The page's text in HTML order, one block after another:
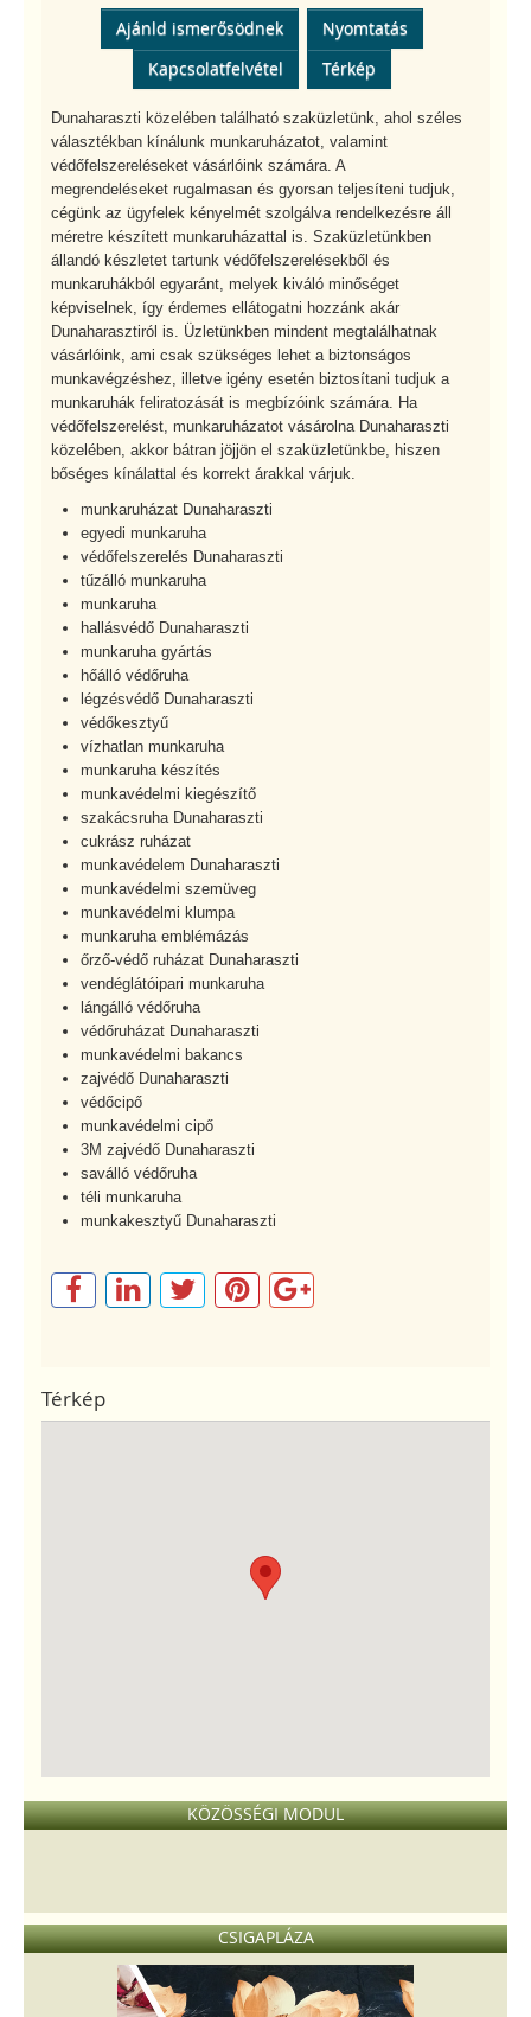
Ajánld ismerősödnek
Nyomtatás
Kapcsolatfelvétel
Térkép
Dunaharaszti közelében található szaküzletünk, ahol széles
választékban kínálunk munkaruházatot, valamint
védőfelszereléseket vásárlóink számára. A
megrendeléseket rugalmasan és gyorsan teljesíteni tudjuk,
cégünk az ügyfelek kényelmét szolgálva rendelkezésre áll
méretre készített munkaruházattal is. Szaküzletünkben
állandó készletet tartunk védőfelszerelésekből és
munkaruhákból egyaránt, melyek kiváló minőséget
képviselnek, így érdemes ellátogatni hozzánk akár
Dunaharasztiról is. Üzletünkben mindent megtalálhatnak
vásárlóink, ami csak szükséges lehet a biztonságos
munkavégzéshez, illetve igény esetén biztosítani tudjuk a
munkaruhák feliratozását is megbízóink számára. Ha
védőfelszerelést, munkaruházatot vásárolna Dunaharaszti
közelében, akkor bátran jöjjön el szaküzletünkbe, hiszen
bőséges kínálattal és korrekt árakkal várjuk.
munkaruházat Dunaharaszti
egyedi munkaruha
védőfelszerelés Dunaharaszti
tűzálló munkaruha
munkaruha
hallásvédő Dunaharaszti
munkaruha gyártás
hőálló védőruha
légzésvédő Dunaharaszti
védőkesztyű
vízhatlan munkaruha
munkaruha készítés
munkavédelmi kiegészítő
szakácsruha Dunaharaszti
cukrász ruházat
munkavédelem Dunaharaszti
munkavédelmi szemüveg
munkavédelmi klumpa
munkaruha emblémázás
őrző-védő ruházat Dunaharaszti
vendéglátóipari munkaruha
lángálló védőruha
védőruházat Dunaharaszti
munkavédelmi bakancs
zajvédő Dunaharaszti
védőcipő
munkavédelmi cipő
3M zajvédő Dunaharaszti
saválló védőruha
téli munkaruha
munkakesztyű Dunaharaszti
Térkép
KÖZÖSSÉGI MODUL
CSIGAPLÁZA